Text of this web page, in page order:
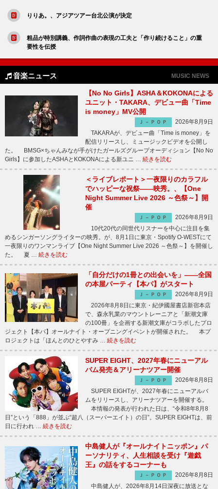
りりあ。、アジアツアー台北公演が決定
粗品が特別講義、作詞作曲の表現の工夫と「作り続けること」の重
要性を伝授
音楽ニュース MUSIC NEWS
【No No Girls】ASHA＆KOKONAによる
ユニット・TAKARA、デビュー曲「Time
is money」MV公開
Ｊ－ＰＯＰ
2026年8月9日
TAKARAが、デビュー曲「Time is money」を
配信リリースし、ミュージックビデオを公開し
た。 BMSG×ちゃんみなが手がけたガールズグループオーディション【No No
Girls】に参加したASHAとKOKONAによる新ユニ … 続きを読む
＜ライブレポート＞一夜限りのカラフル
でハッピーな祝祭――映秀。、【One
Night Summer Live 2026 ～色祭～】開
催
Ｊ－ＰＯＰ
2026年8月9日
10代20代の同世代リスナーを中心に注目を集
めるシンガーソングライターの映秀。が、8月1日に東京・Spotify O-WESTにて
一夜限りのワンマンライブ【One Night Summer Live 2026 ～色祭～】を開催し
た。 夏 … 続きを読む
「自分だけの1冊との出会いを」――全国
の本屋パーティ【本パ】がスタート
Ｊ－ＰＯＰ
2026年8月9日
2026年8月8日に東京・紀伊國屋書店新宿本店
で、森永乳業のマウントレーニアと「新潮文庫
の100冊」を企画する新潮文庫がコラボしたプロ
ジェクト【本パ】オールナイト・オープニングイベントが開催された。 本プ
ロジェクトは「ほんとのひとやすみ … 続きを読む
SUPER EIGHT、2027年春にニューアル
バム発売＆アリーナツアー開催
Ｊ－ＰＯＰ
2026年8月8日
SUPER EIGHTが、2027年春にニューアルバ
ムをリリースし、アリーナツアーを開催する。
本情報の発表が行われた日は、“令和8年8月8
日”という「888」が並ぶ“超八（スーパーエイト）の日”。SUPER EIGHTは、前
日に行われ … 続きを読む
中島健人が『オールナイトニッポン』パ
ーソナリティ、人生相談を受け『遊戯
王』の話をするコーナーも
Ｊ－ＰＯＰ
2026年8月8日
中島健人が、2026年8月14日深夜に放送とな